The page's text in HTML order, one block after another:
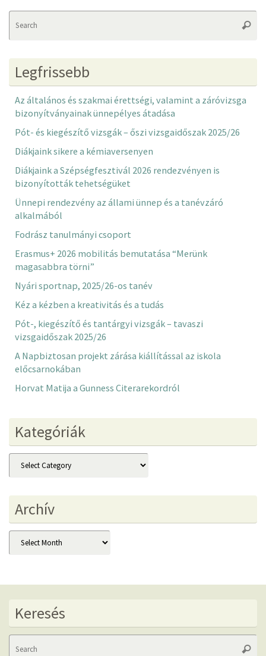
Legfrissebb
Az általános és szakmai érettségi, valamint a záróvizsga
bizonyítványainak ünnepélyes átadása
Pót- és kiegészítő vizsgák – őszi vizsgaidőszak 2025/26
Diákjaink sikere a kémiaversenyen
Diákjaink a Szépségfesztivál 2026 rendezvényen is
bizonyították tehetségüket
Ünnepi rendezvény az állami ünnep és a tanévzáró
alkalmából
Fodrász tanulmányi csoport
Erasmus+ 2026 mobilitás bemutatása “Merünk
magasabbra törni”
Nyári sportnap, 2025/26-os tanév
Kéz a kézben a kreativitás és a tudás
Pót-, kiegészítő és tantárgyi vizsgák – tavaszi
vizsgaidőszak 2025/26
A Napbiztosan projekt zárása kiállítással az iskola
előcsarnokában
Horvat Matija a Gunness Citerarekordról
Kategóriák
Kategóriák
Archív
Archív
Keresés